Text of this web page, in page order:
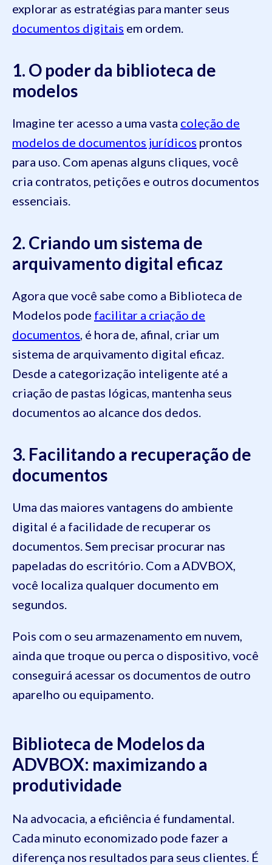
explorar as estratégias para manter seus
documentos digitais em ordem.
1. O poder da biblioteca de
modelos
Imagine ter acesso a uma vasta coleção de
modelos de documentos jurídicos prontos
para uso. Com apenas alguns cliques, você
cria contratos, petições e outros documentos
essenciais.
2. Criando um sistema de
arquivamento digital eficaz
Agora que você sabe como a Biblioteca de
Modelos pode facilitar a criação de
documentos , é hora de, afinal, criar um
sistema de arquivamento digital eficaz.
Desde a categorização inteligente até a
criação de pastas lógicas, mantenha seus
documentos ao alcance dos dedos.
3. Facilitando a recuperação de
documentos
Uma das maiores vantagens do ambiente
digital é a facilidade de recuperar os
documentos. Sem precisar procurar nas
papeladas do escritório. Com a ADVBOX,
você localiza qualquer documento em
segundos.
Pois com o seu armazenamento em nuvem,
ainda que troque ou perca o dispositivo, você
conseguirá acessar os documentos de outro
aparelho ou equipamento.
Biblioteca de Modelos da
ADVBOX: maximizando a
produtividade
Na advocacia, a eficiência é fundamental.
Cada minuto economizado pode fazer a
diferença nos resultados para seus clientes. É